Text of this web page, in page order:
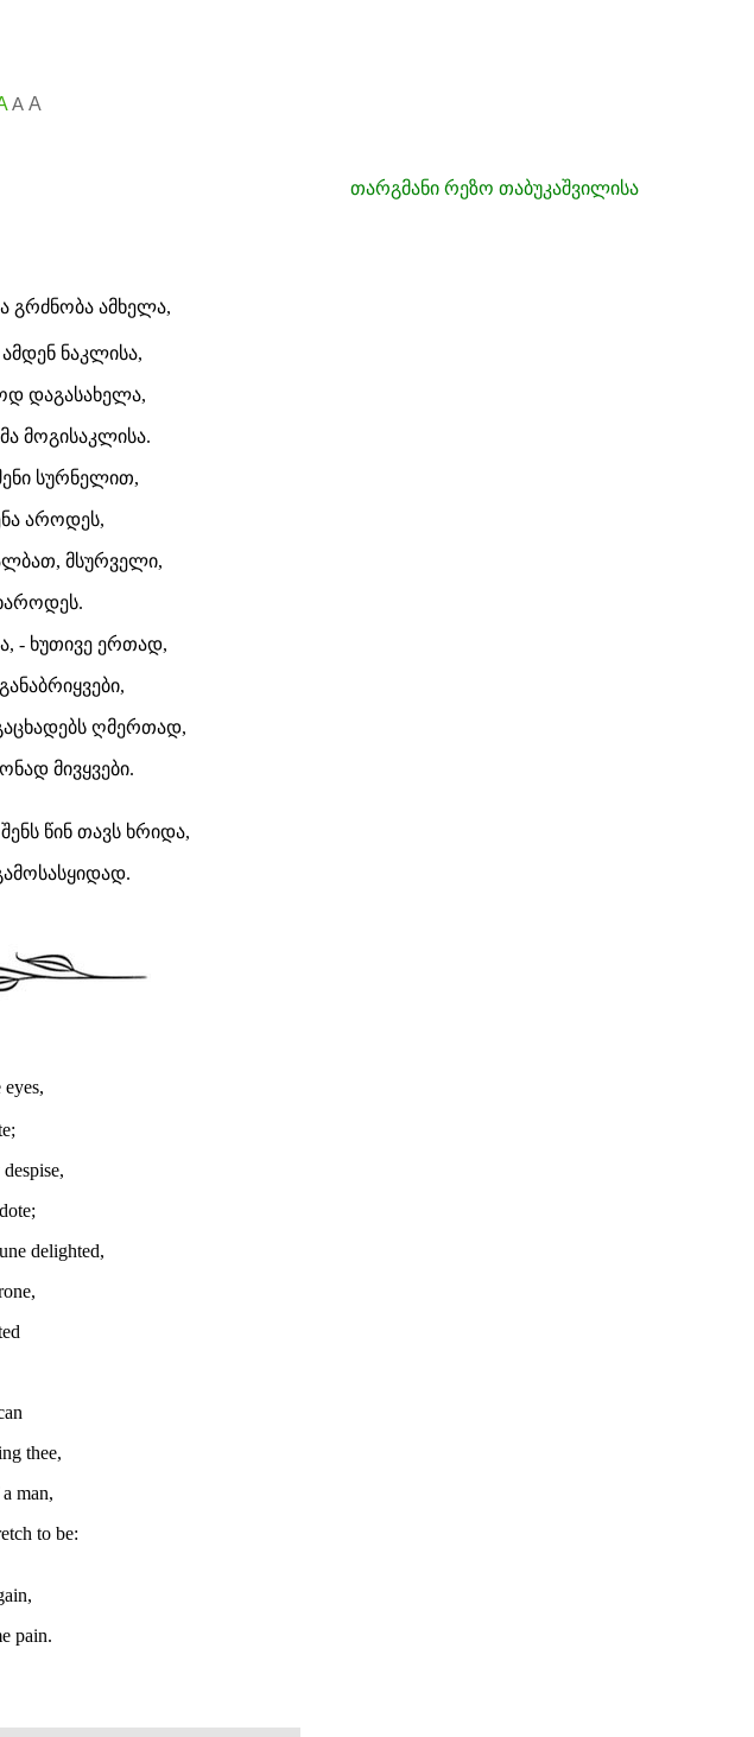
A A
თარგმანი რეზო თაბუკაშვილისა
ამხელა,
ნაკლისა,
დაგასახელა,
მოგისაკლისა.
სურნელით,
აროდეს,
მსურველი,
- ხუთივე ერთად,
ღმერთად,
მივყვები.
წინ თავს ხრიდა,
delighted,
thee,
man,
to be:
pain.